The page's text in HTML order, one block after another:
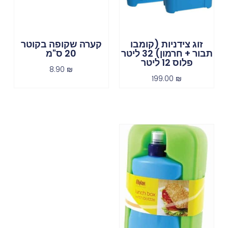
זוג צידניות (קומבו
תבור + חרמון) 32 ליטר
פלוס 12 ליטר
199.00 ₪
קערה שקופה בקוטר
20 ס"מ
8.90 ₪